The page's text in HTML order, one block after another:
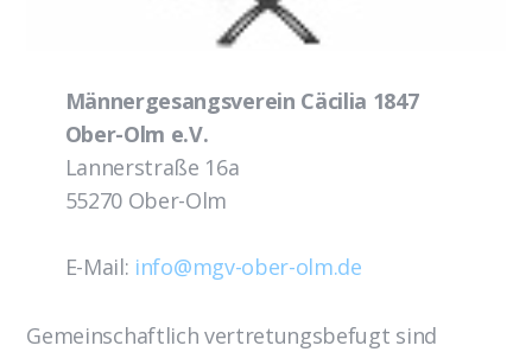
Männergesangsverein Cäcilia 1847
Ober-Olm e.V.
Lannerstraße 16a
55270 Ober-Olm
E-Mail: info@mgv-ober-olm.de
Gemeinschaftlich vertretungsbefugt sind